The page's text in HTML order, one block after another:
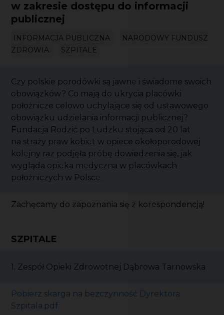
w zakresie dostępu do informacji
publicznej
INFORMACJA PUBLICZNA
NARODOWY FUNDUSZ
ZDROWIA
SZPITALE
Czy polskie porodówki są jawne i świadome swoich
obowiązków? Co mają do ukrycia placówki
położnicze celowo uchylające się od ustawowego
obowiązku udzielania informacji publicznej?
Fundacja Rodzić po Ludzku stojąca od 20 lat
na straży praw kobiet w opiece okołoporodowej
kolejny raz podjęła próbę dowiedzenia się, jak
wygląda opieka medyczna w placówkach
położniczych w Polsce.
Zachęcamy do zapoznania się z korespondencją!
SZPITALE
1. Zespół Opieki Zdrowotnej Dąbrowa Tarnowska
Pobierz skarga na bezczynność Dyrektora
Szpitala.pdf